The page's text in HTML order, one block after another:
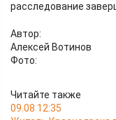
расследование
Автор:
Алексей Вотинов
Фото:
Читайте также
09.08 12:35